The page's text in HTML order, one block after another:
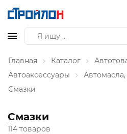
Главная Каталог
Автоаксессуары
Смазки
Смазки
114 товаров